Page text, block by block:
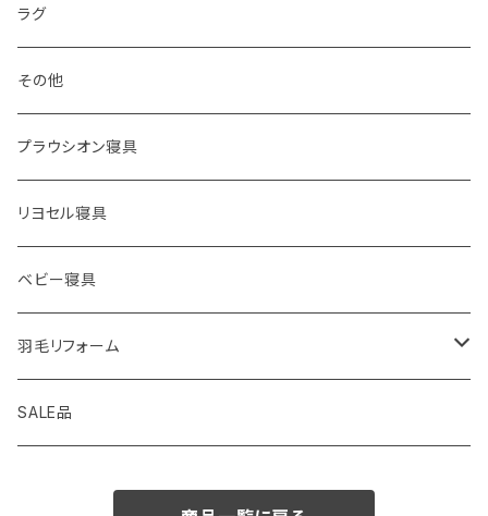
シーツ
枕カバー
ラグ
その他
プラウシオン寝具
リヨセル寝具
ベビー寝具
羽毛リフォーム
シングル
SALE品